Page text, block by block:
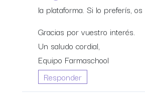
la plataforma. Si lo preferís, os
Gracias por vuestro interés.
Un saludo cordial,
Equipo Farmaschool
Responder